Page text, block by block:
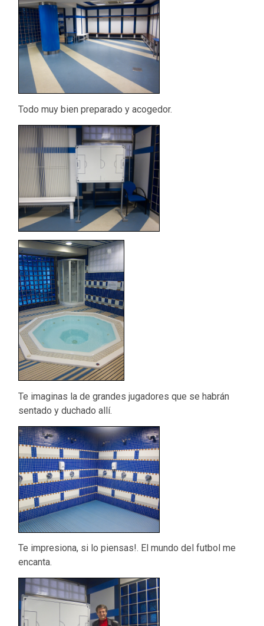
Todo muy bien preparado y acogedor.
Te imaginas la de grandes jugadores que se habrán
sentado y duchado allí.
Te impresiona, si lo piensas!. El mundo del futbol me
encanta.